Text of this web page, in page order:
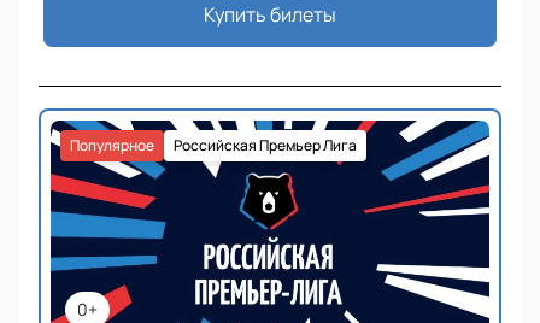
Купить билеты
0+
Российская Премьер Лига
Популярное